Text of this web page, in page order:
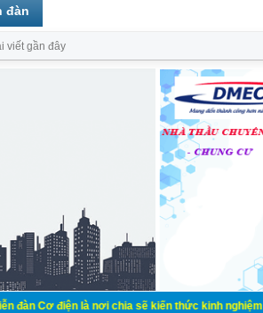
là nơi chia sẽ kiến thức kinh nghiệm trong
đàn
viết gần đây